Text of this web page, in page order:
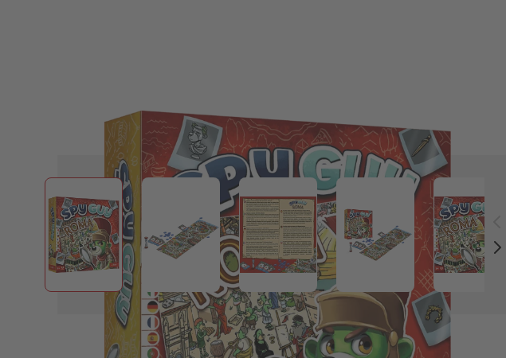
View larger imageView larger imageView larger imageView larger imageView